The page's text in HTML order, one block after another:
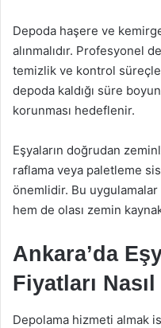
Depoda haşere ve
alınmalıdır. Profesyonel
temizlik ve kontrol
depoda kaldığı süre
korunması hedeflenir.
Eşyaların doğrudan
raflama veya paletleme
önemlidir. Bu uygulamalar
hem de olası zemin
Ankara’da
Fiyatları
Depolama hizmeti almak